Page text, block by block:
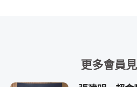
更多會員